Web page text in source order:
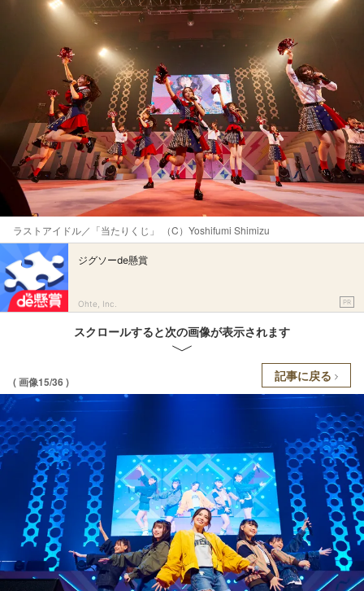
ラストアイドル／「当たりくじ」 （C）Yoshifumi Shimizu
ジグソーde懸賞
Ohte, Inc. PR
スクロールすると次の画像が表示されます
( 画像15/36 ) 記事に戻る